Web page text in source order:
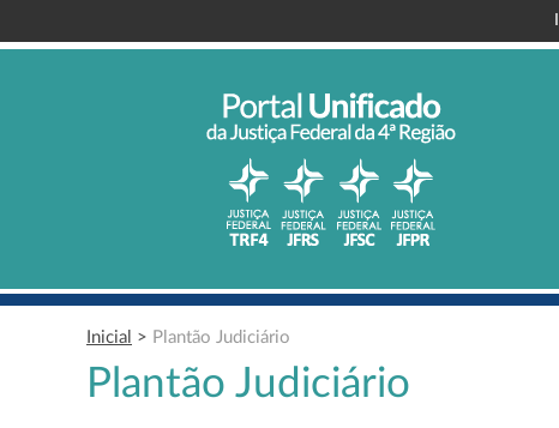
Inicial > Plantão Judiciário
Plantão Judiciário